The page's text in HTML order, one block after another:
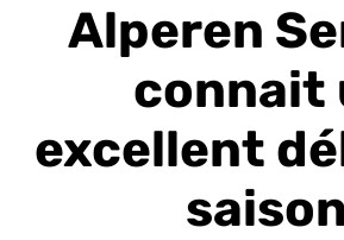
Alperen
connait
excellent
saison